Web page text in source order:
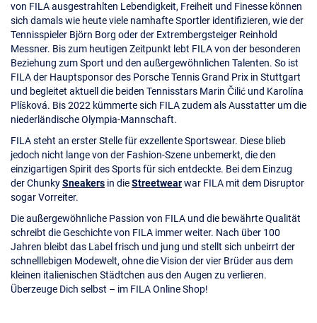
von FILA ausgestrahlten Lebendigkeit, Freiheit und Finesse können
sich damals wie heute viele namhafte Sportler identifizieren, wie der
Tennisspieler Björn Borg oder der Extrembergsteiger Reinhold
Messner. Bis zum heutigen Zeitpunkt lebt FILA von der besonderen
Beziehung zum Sport und den außergewöhnlichen Talenten. So ist
FILA der Hauptsponsor des Porsche Tennis Grand Prix in Stuttgart
und begleitet aktuell die beiden Tennisstars Marin Čilić und Karolína
Plíšková. Bis 2022 kümmerte sich FILA zudem als Ausstatter um die
niederländische Olympia-Mannschaft.
FILA steht an erster Stelle für exzellente Sportswear. Diese blieb
jedoch nicht lange von der Fashion-Szene unbemerkt, die den
einzigartigen Spirit des Sports für sich entdeckte. Bei dem Einzug
der ChunkySneakers in dieStreetwearwar FILA mit dem Disruptor
sogar Vorreiter.
Die außergewöhnliche Passion von FILA und die bewährte Qualität
schreibt die Geschichte von FILA immer weiter. Nach über 100
Jahren bleibt das Label frisch und jung und stellt sich unbeirrt der
schnelllebigen Modewelt, ohne die Vision der vier Brüder aus dem
kleinen italienischen Städtchen aus den Augen zu verlieren.
Überzeuge Dich selbst – im FILA Online Shop!